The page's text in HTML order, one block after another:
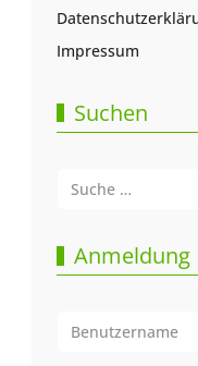
Impressum
Suchen
Anmeldung